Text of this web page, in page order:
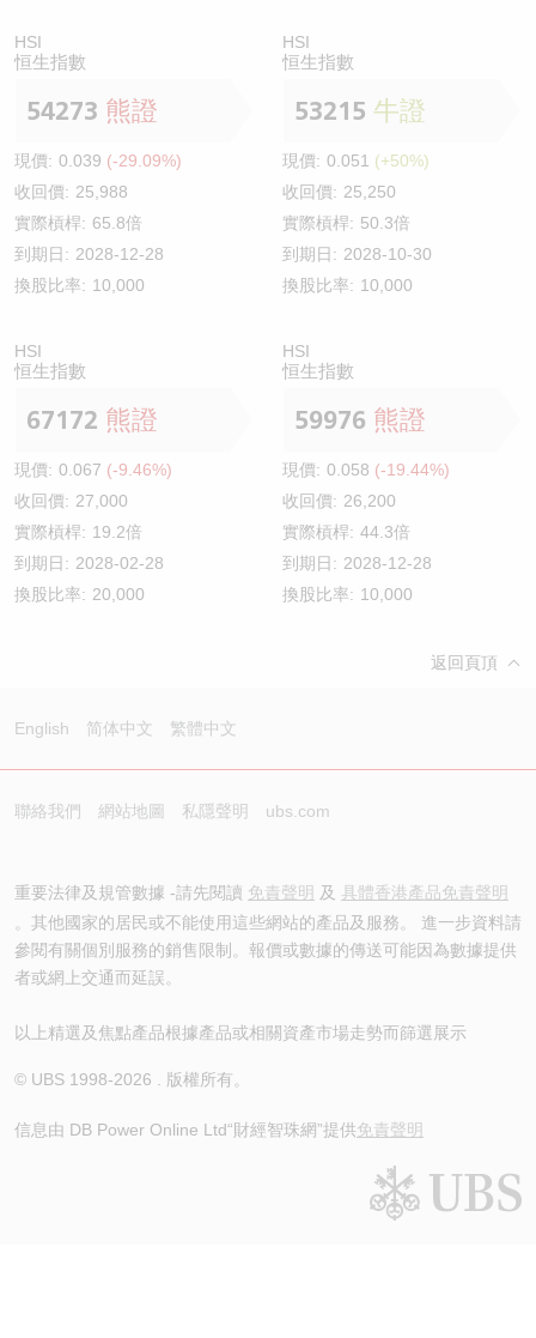
HSI
恒生指數
54273 熊證
現價: 0.039 (-29.09%)
收回價: 25,988
實際槓桿: 65.8倍
到期日: 2028-12-28
換股比率: 10,000
HSI
恒生指數
53215 牛證
現價: 0.051 (+50%)
收回價: 25,250
實際槓桿: 50.3倍
到期日: 2028-10-30
換股比率: 10,000
HSI
恒生指數
67172 熊證
現價: 0.067 (-9.46%)
收回價: 27,000
實際槓桿: 19.2倍
到期日: 2028-02-28
換股比率: 20,000
HSI
恒生指數
59976 熊證
現價: 0.058 (-19.44%)
收回價: 26,200
實際槓桿: 44.3倍
到期日: 2028-12-28
換股比率: 10,000
返回頁頂
English 简体中文 繁體中文
聯絡我們 網站地圖 私隱聲明 ubs.com
重要法律及規管數據 -請先閱讀 免責聲明 及 具體香港產品免責聲明
。其他國家的居民或不能使用這些網站的產品及服務。 進一步資料請
參閱有關個別服務的銷售限制。報價或數據的傳送可能因為數據提供
者或網上交通而延誤。
以上精選及焦點產品根據產品或相關資產市場走勢而篩選展示
© UBS 1998-2026 . 版權所有。
信息由 DB Power Online Ltd“財經智珠網”提供免責聲明